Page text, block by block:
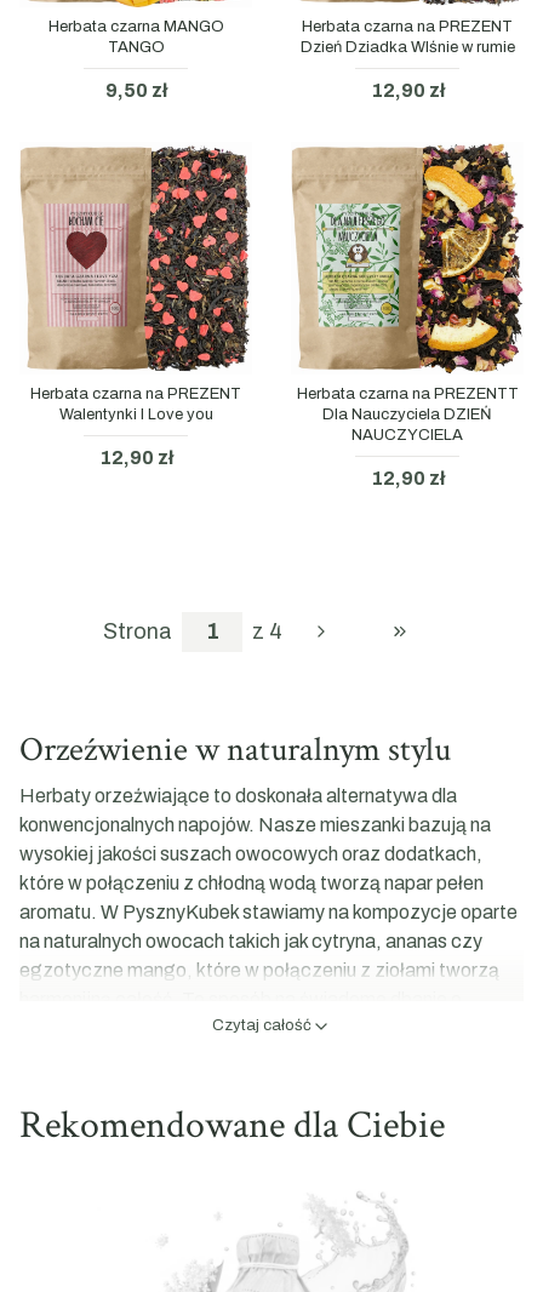
Herbata czarna MANGO
TANGO
9,50 zł
Herbata czarna na PREZENT
Dzień Dziadka WIśnie w rumie
12,90 zł
Herbata czarna na PREZENT
Walentynki I Love you
12,90 zł
Herbata czarna na PREZENTT
Dla Nauczyciela DZIEŃ
NAUCZYCIELA
12,90 zł
Strona z 4 PRZEJDŹ DO
Orzeźwienie w naturalnym stylu
Herbaty orzeźwiające to doskonała alternatywa dla
konwencjonalnych napojów. Nasze mieszanki bazują na
wysokiej jakości suszach owocowych oraz dodatkach,
które w połączeniu z chłodną wodą tworzą napar pełen
aromatu. W PysznyKubek stawiamy na kompozycje oparte
na naturalnych owocach takich jak cytryna, ananas czy
egzotyczne mango, które w połączeniu z ziołami tworzą
odpowiednie nawodnienie organizmu przy jednoczesnym
W naszej ofercie znajdziesz propozycje, które wyjątkowo
Niezwykle rześkie połączenie
cytryny, ananasa oraz nuty mięty pieprzowej, które
daje efekt zbliżony do sorbetu.
Czytaj całość
Rekomendowane dla Ciebie